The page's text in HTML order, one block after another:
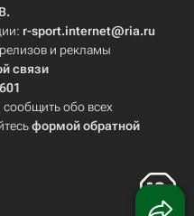
r-sport.internet@ria.ru
и рекламы
связи
сообщить обо всех
формой обратной